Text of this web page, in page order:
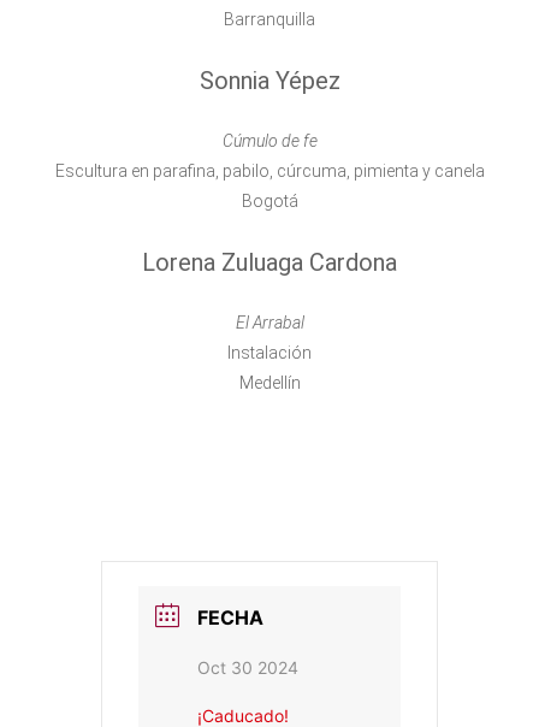
Barranquilla
Sonnia Yépez
Cúmulo de fe
Escultura en parafina, pabilo, cúrcuma, pimienta y canela
Bogotá
Lorena Zuluaga Cardona
El Arrabal
Instalación
Medellín
FECHA
Oct 30 2024
¡Caducado!